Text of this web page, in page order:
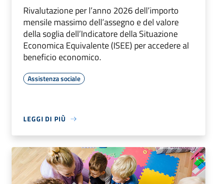
Rivalutazione per l’anno 2026 dell’importo
mensile massimo dell’assegno e del valore
della soglia dell’Indicatore della Situazione
Economica Equivalente (ISEE) per accedere al
beneficio economico.
Assistenza sociale
LEGGI DI PIÙ